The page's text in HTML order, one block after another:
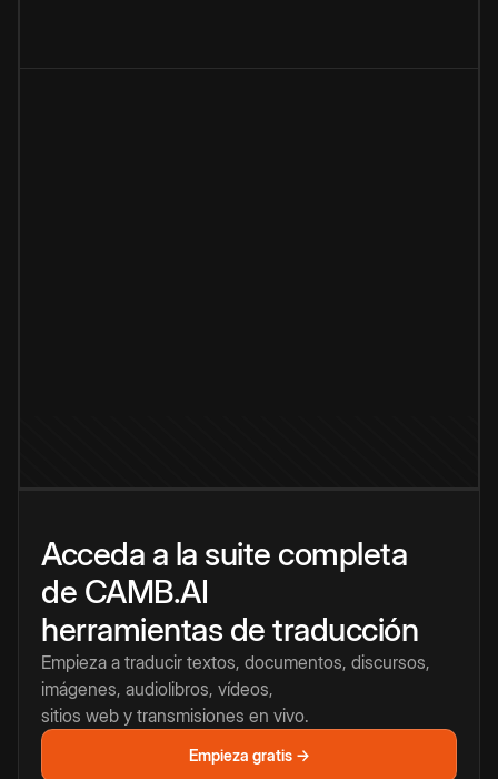
Acceda a la suite completa
de CAMB.AI
herramientas de traducción
Empieza a traducir textos, documentos, discursos,
imágenes, audiolibros, vídeos,
sitios web y transmisiones en vivo.
Empieza gratis →